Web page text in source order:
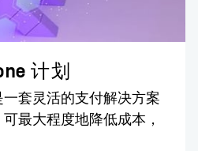
计划
套灵活的支付解决方案
最大程度地降低成本，